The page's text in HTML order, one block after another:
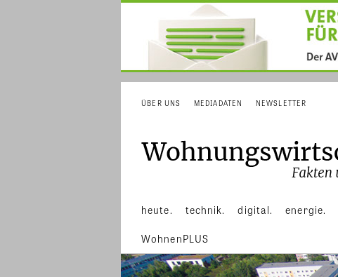
ÜBER UNS MEDIADATEN NEWSLETTER
heute. technik. digital. energie.
WohnenPLUS